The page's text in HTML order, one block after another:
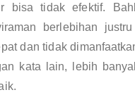
bisa tidak efektif.
berlebihan
dan tidak
kata lain, lebih